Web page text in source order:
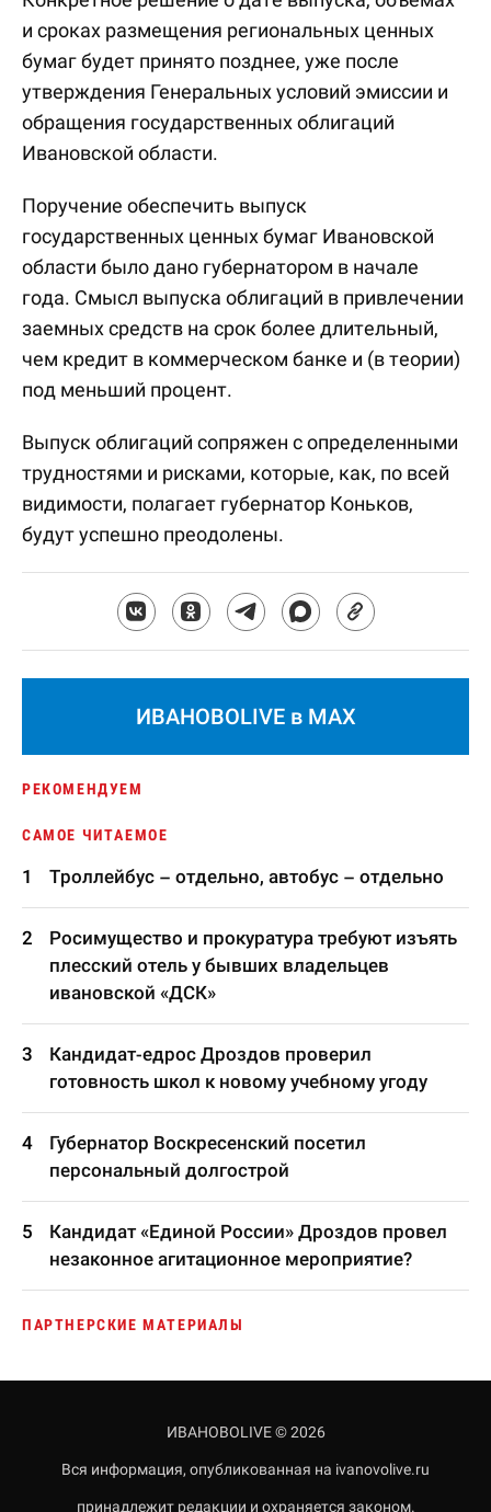
и сроках размещения региональных ценных
бумаг будет принято позднее, уже после
утверждения Генеральных условий эмиссии и
обращения государственных облигаций
Ивановской области.
Поручение обеспечить выпуск
государственных ценных бумаг Ивановской
области было дано губернатором в начале
года. Смысл выпуска облигаций в привлечении
заемных средств на срок более длительный,
чем кредит в коммерческом банке и (в теории)
под меньший процент.
Выпуск облигаций сопряжен с определенными
трудностями и рисками, которые, как, по всей
видимости, полагает губернатор Коньков,
будут успешно преодолены.
ИВАНОВОLIVE в MAX
РЕКОМЕНДУЕМ
САМОЕ ЧИТАЕМОЕ
Троллейбус – отдельно, автобус – отдельно
Росимущество и прокуратура требуют изъять
плесский отель у бывших владельцев
ивановской «ДСК»
Кандидат-едрос Дроздов проверил
готовность школ к новому учебному угоду
Губернатор Воскресенский посетил
персональный долгострой
Кандидат «Единой России» Дроздов провел
незаконное агитационное мероприятие?
ПАРТНЕРСКИЕ МАТЕРИАЛЫ
ИВАНОВОLIVE © 2026
Вся информация, опубликованная на ivanovolive.ru
принадлежит редакции и охраняется законом.